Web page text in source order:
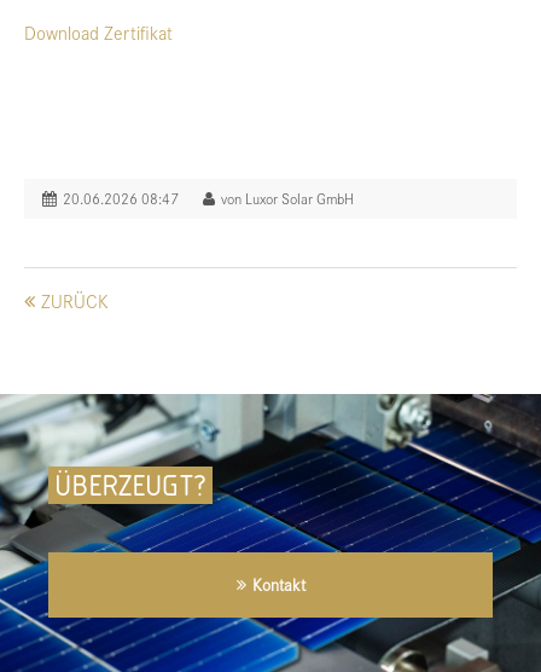
Download Zertifikat
20.06.2026 08:47 von Luxor Solar GmbH
ZURÜCK
ÜBERZEUGT?
Kontakt